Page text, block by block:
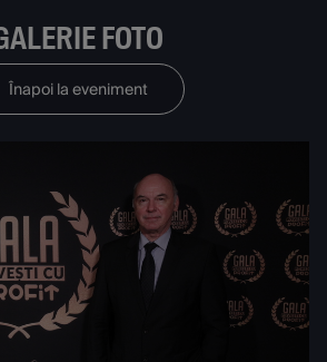
FOTO
Înapoi la eveniment